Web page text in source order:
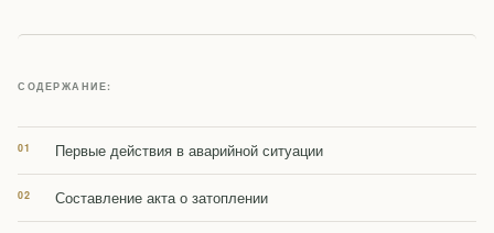
СОДЕРЖАНИЕ:
Первые действия в аварийной ситуации
Составление акта о затоплении